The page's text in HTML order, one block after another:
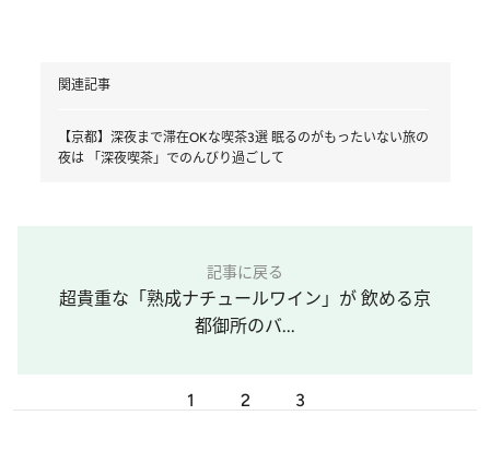
関連記事
【京都】深夜まで滞在OKな喫茶3選 眠るのがもったいない旅の
夜は 「深夜喫茶」でのんびり過ごして
記事に戻る
超貴重な「熟成ナチュールワイン」が 飲める京
都御所のバ...
1 2 3